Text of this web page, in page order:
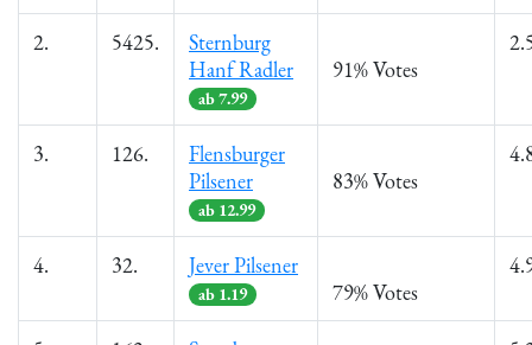
2. 5425.
Sternburg
Hanf Radler
ab 7.99
91% Votes
3. 126.
Flensburger
Pilsener
ab 12.99
83% Votes
4. 32. Jever Pilsener
ab 1.19 79% Votes